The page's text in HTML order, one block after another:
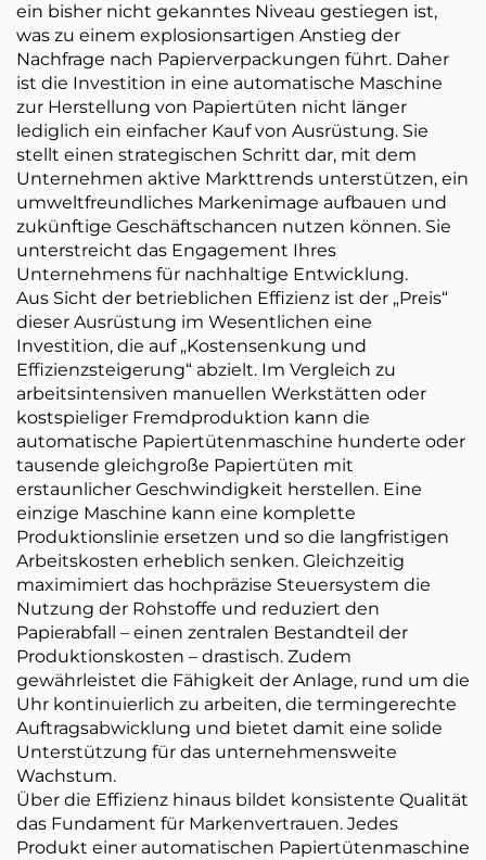
ein bisher nicht gekanntes Niveau gestiegen ist,
was zu einem explosionsartigen Anstieg der
Nachfrage nach Papierverpackungen führt. Daher
ist die Investition in eine automatische Maschine
zur Herstellung von Papiertüten nicht länger
lediglich ein einfacher Kauf von Ausrüstung. Sie
stellt einen strategischen Schritt dar, mit dem
Unternehmen aktive Markttrends unterstützen, ein
umweltfreundliches Markenimage aufbauen und
zukünftige Geschäftschancen nutzen können. Sie
unterstreicht das Engagement Ihres
Unternehmens für nachhaltige Entwicklung.
Aus Sicht der betrieblichen Effizienz ist der „Preis“
dieser Ausrüstung im Wesentlichen eine
Investition, die auf „Kostensenkung und
Effizienzsteigerung“ abzielt. Im Vergleich zu
arbeitsintensiven manuellen Werkstätten oder
kostspieliger Fremdproduktion kann die
automatische Papiertütenmaschine hunderte oder
tausende gleichgroße Papiertüten mit
erstaunlicher Geschwindigkeit herstellen. Eine
einzige Maschine kann eine komplette
Produktionslinie ersetzen und so die langfristigen
Arbeitskosten erheblich senken. Gleichzeitig
maximimiert das hochpräzise Steuersystem die
Nutzung der Rohstoffe und reduziert den
Papierabfall – einen zentralen Bestandteil der
Produktionskosten – drastisch. Zudem
gewährleistet die Fähigkeit der Anlage, rund um die
Uhr kontinuierlich zu arbeiten, die termingerechte
Auftragsabwicklung und bietet damit eine solide
Unterstützung für das unternehmensweite
Wachstum.
Über die Effizienz hinaus bildet konsistente Qualität
das Fundament für Markenvertrauen. Jedes
Produkt einer automatischen Papiertütenmaschine